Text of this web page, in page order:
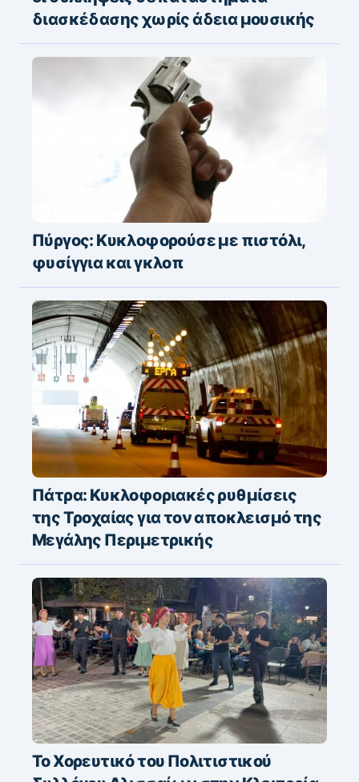
διασκέδασης χωρίς άδεια μουσικής
Πύργος: Κυκλοφορούσε με πιστόλι,
φυσίγγια και γκλοπ
Πάτρα: Κυκλοφοριακές ρυθμίσεις
της Τροχαίας για τον αποκλεισμό της
Μεγάλης Περιμετρικής
Το Χορευτικό του Πολιτιστικού